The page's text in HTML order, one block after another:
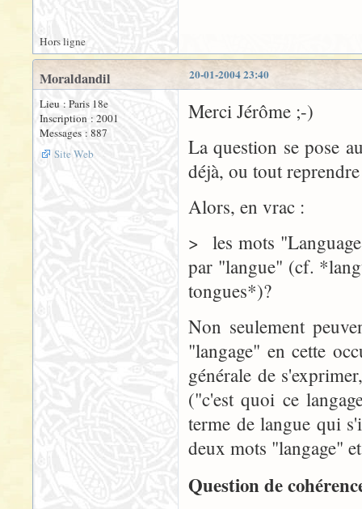
Hors ligne
20-01-2004 23:40
Moraldandil
Lieu : Paris 18e
Inscription : 2001
Messages : 887
Site Web
Merci Jérôme ;-)
La question se pose
déjà, ou tout
Alors, en vrac :
> les mots
par "langue" (cf.
tongues*)?
Non seulement
"langage" en cette
générale de
("c'est quoi ce
terme de langue qui
deux mots "langage"
Question de